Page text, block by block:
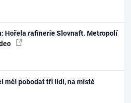
Hořela rafinerie Slovnaft. Metropolí
měl pobodat tři lidi, na místě